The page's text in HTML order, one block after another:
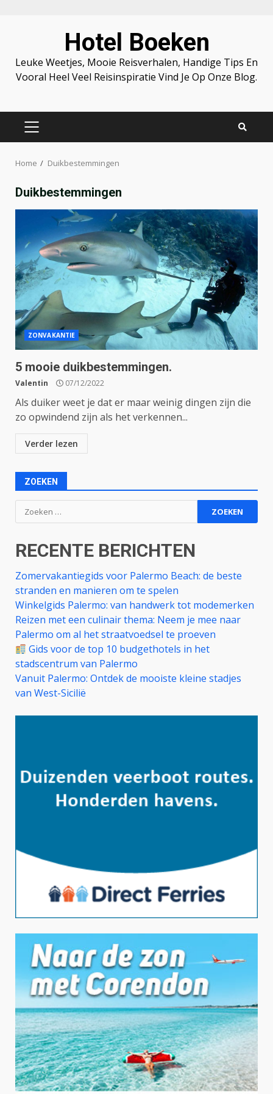
Hotel Boeken
Leuke Weetjes, Mooie Reisverhalen, Handige Tips En
Vooral Heel Veel Reisinspiratie Vind Je Op Onze Blog.
PRIMARY
Home Duikbestemmingen
Duikbestemmingen
ZONVAKANTIE
5 mooie duikbestemmingen.
Valentin 07/12/2022
Als duiker weet je dat er maar weinig dingen zijn die
zo opwindend zijn als het verkennen...
Verder lezen
ZOEKEN
Zoeken
naar:
RECENTE BERICHTEN
Zomervakantiegids voor Palermo Beach: de beste
stranden en manieren om te spelen
Winkelgids Palermo: van handwerk tot modemerken
Reizen met een culinair thema: Neem je mee naar
Palermo om al het straatvoedsel te proeven
Gids voor de top 10 budgethotels in het
stadscentrum van Palermo
Vanuit Palermo: Ontdek de mooiste kleine stadjes
van West-Sicilië